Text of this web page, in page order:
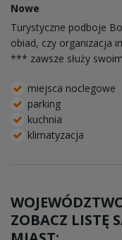
Nowe
Turystyczne podboje
obiad, czy organizacja
*** zawsze służy
miejsca noclegowe
parking
kuchnia
klimatyzacja
ZOBACZ LISTĘ